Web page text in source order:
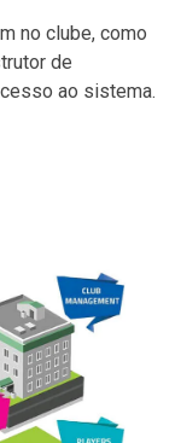
no clube, como
de
ao sistema.